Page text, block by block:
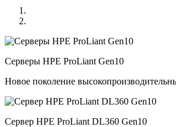
Серверы HPE ProLiant Gen10
Новое поколение
Сервер HPE ProLiant DL360 Gen10